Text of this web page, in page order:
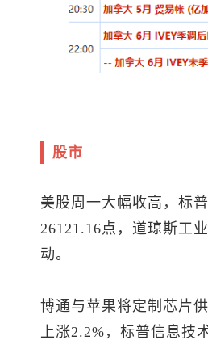
股市
美股周一大幅收高， 标
26121.16点， 道琼斯工业
动。
博通与苹果将定制芯片
上涨2.2%，标普信息技